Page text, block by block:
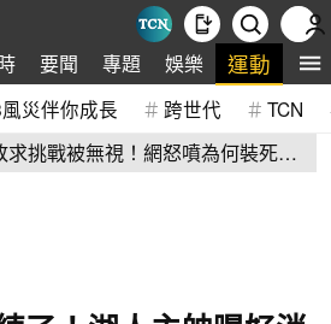
要聞 專題 娛樂 運動 全
災伴你成長 跨世代 TCN
求挑戰被無視！網怒噴為何裝死？